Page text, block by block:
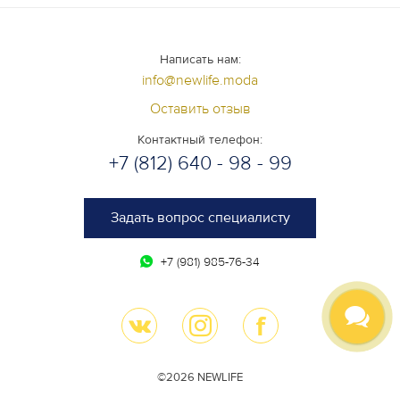
Написать нам:
info@newlife.moda
Оставить отзыв
Контактный телефон:
+7 (812) 640 - 98 - 99
Задать вопрос специалисту
+7 (981) 985-76-34
©2026 NEWLIFE